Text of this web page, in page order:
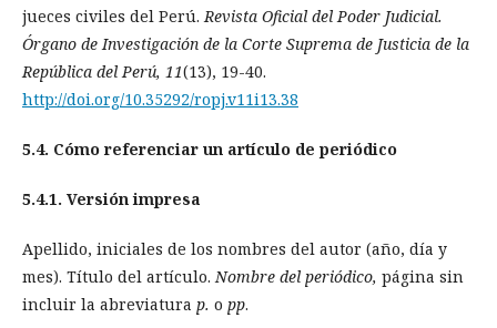
jueces civiles del Perú. Revista Oficial del Poder Judicial.
Órgano de Investigación de la Corte Suprema de Justicia de la
República del Perú, 11(13), 19-40.
http://doi.org/10.35292/ropj.v11i13.38
5.4. Cómo referenciar un artículo de periódico
5.4.1. Versión impresa
Apellido, iniciales de los nombres del autor (año, día y
mes). Título del artículo. Nombre del periódico, página sin
incluir la abreviatura p. o pp.